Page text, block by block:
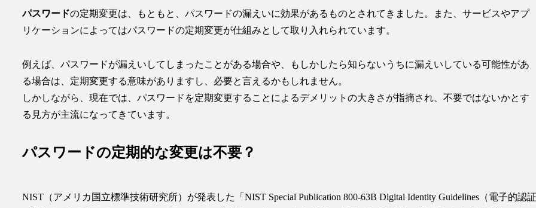
パスワードの定期変更は、もともと、パスワードの漏えいに効果があるものとされてきました。また、サービスやアプ
リケーションによってはパスワードの定期変更が仕組みとして取り入れられています。
例えば、パスワードが漏えいしてしまったことがある場合や、もしかしたら知らないうちに漏えいしている可能性があ
る場合は、定期変更する意味がありますし、必要と言えるかもしれません。
しかしながら、現在では、 パスワードを定期変更することによるデメリットの大きさが指摘され、不要ではないかとす
る見方が主流になってきています。
パスワードの定期的な変更は不要？
NIST（アメリカ国立標準技術研究所）が発表した「NIST Special Publication 800-63B Digital Identity Guidelines（電子的認証